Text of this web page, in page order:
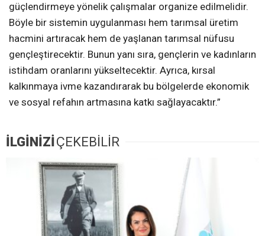
güçlendirmeye yönelik çalışmalar organize edilmelidir.
Böyle bir sistemin uygulanması hem tarımsal üretim
hacmini artıracak hem de yaşlanan tarımsal nüfusu
gençleştirecektir. Bunun yanı sıra, gençlerin ve kadınların
istihdam oranlarını yükseltecektir. Ayrıca, kırsal
kalkınmaya ivme kazandırarak bu bölgelerde ekonomik
ve sosyal refahın artmasına katkı sağlayacaktır.”
İLGİNİZİÇEKEBİLİR